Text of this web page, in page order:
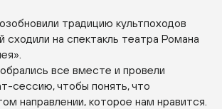
традицию культпоходов
сходили на спектакль театра Романа
все вместе и провели
сессию, чтобы понять, что
направлении, которое нам нравится.